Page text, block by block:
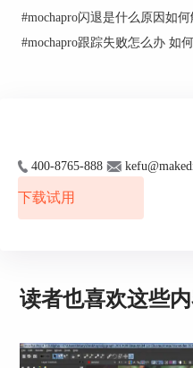
二、加载特效预设
整该特效的效果，也可
#mochapro闪退是什么原因如
#mochapro跟踪失败怎么办 如
400-8765-888
下载试用
读者也喜欢这些